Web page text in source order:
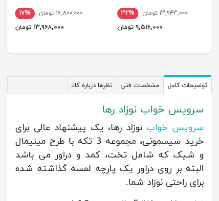
۱۳,۹۴۳,۰۰۰ تومان
۳۲%
۹,۵۱۶,۰۰۰ تومان
۱۶,۸۰۰,۰۰۰ تومان
۱۷%
۱۳,۹۶۸,۰۰۰ تومان
توضیحات کامل مشخصات فنی نظرها درباره کالا
سرویس خواب نوزاد رها
سرویس خواب نوزاد رها، یک پیشنهاد عالی برای
خرید سیسمونی، مجموعه 3 تکه با طرح مینیمال
و شیک که شامل تخت، کمد و دراور می باشد
البته بر روی دراور یک پارچه لمسه گذاشته شده
برای راحتی نوزاد شما.